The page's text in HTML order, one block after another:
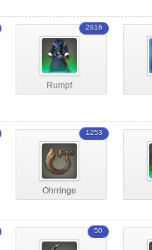
Rumpf
2816
Ohrringe
1253
50